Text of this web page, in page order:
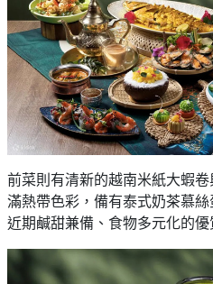
前菜則有清新的越南米紙大蝦
滿熱帶色彩，備有泰式奶茶慕
近期鹹甜兼備、食物多元化的優